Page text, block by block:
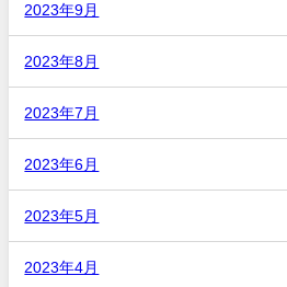
2023年9月
2023年8月
2023年7月
2023年6月
2023年5月
2023年4月